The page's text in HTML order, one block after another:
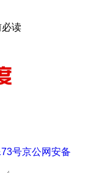
读
号